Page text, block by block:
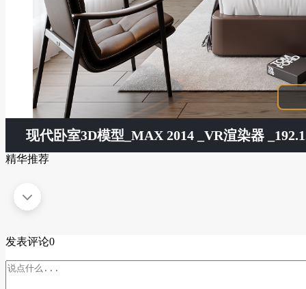
现代卧室3D模型 _MAX 2014 _VR渲染器
精华推荐
发表评论0